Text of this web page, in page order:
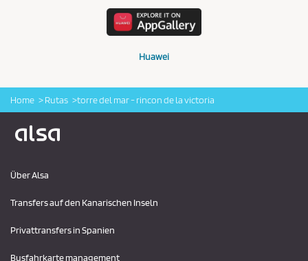
Huawei
Home Rutas torre del mar - rincon de la victoria
Über Alsa
Transfers auf den Kanarischen Inseln
Privattransfers in Spanien
Busfahrkarte management
Logo Alsa